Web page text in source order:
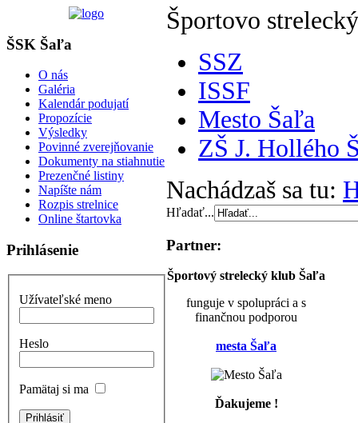
ŠSK Šaľa
O nás
Galéria
Kalendár podujatí
Propozície
Výsledky
Povinné zverejňovanie
Dokumenty na stiahnutie
Prezenčné listiny
Napíšte nám
Rozpis strelnice
Online štartovka
Prihlásenie
Užívateľské meno
Heslo
Pamätaj si ma
Športovo
SSZ
ISSF
Mesto Šaľa
ZŠ J. Hollého
Nachádzaš sa tu:
Hľadať...
Partner:
Športový strelecký klub Šaľa
funguje v spolupráci a s
finančnou podporou
mesta Šaľa
Ďakujeme !